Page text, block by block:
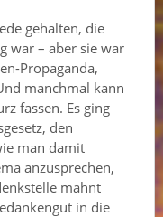
gehalten, die
war – aber sie war
Propaganda,
manchmal kann
fassen. Es ging
den
man damit
anzusprechen,
mahnt
in die